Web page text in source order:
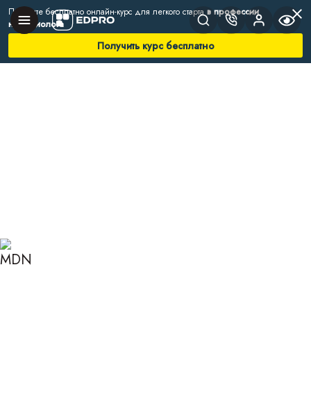
Получите бесплатно онлайн-курс для легкого стартав профессии
нутрициолога
Получить курс бесплатно